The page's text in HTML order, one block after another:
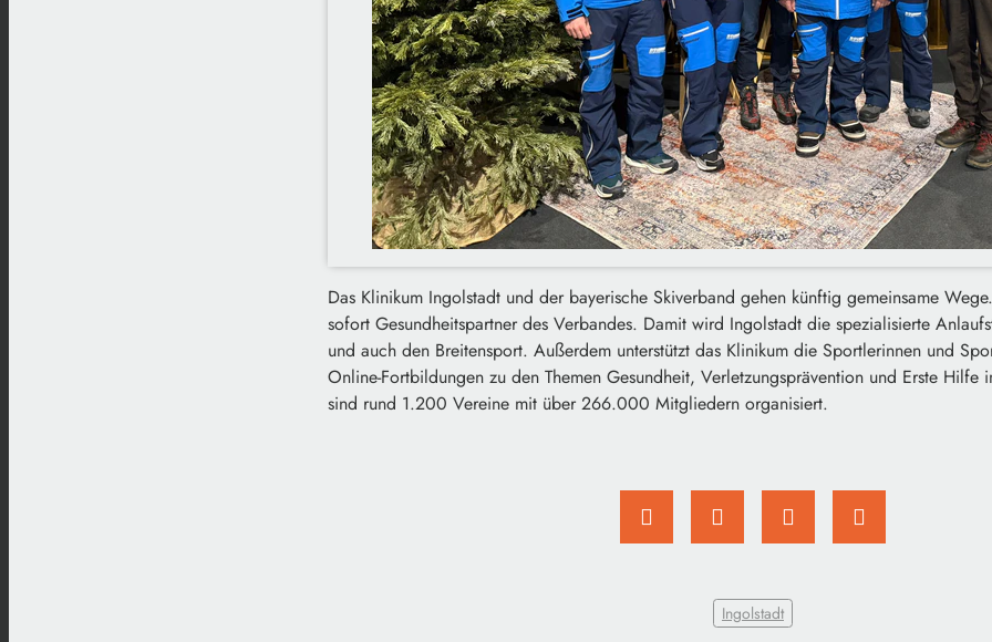
Das Klinikum Ingolstadt und der bayerische Skiverband gehen künftig gemeinsame
sofort Gesundheitspartner des Verbandes. Damit wird Ingolstadt die spezialisierte
und auch den Breitensport. Außerdem unterstützt das Klinikum die Sportlerinnen und
Online-Fortbildungen zu den Themen Gesundheit, Verletzungsprävention und Erste Hilfe
sind rund 1.200 Vereine mit über 266.000 Mitgliedern organisiert.
Ingolstadt